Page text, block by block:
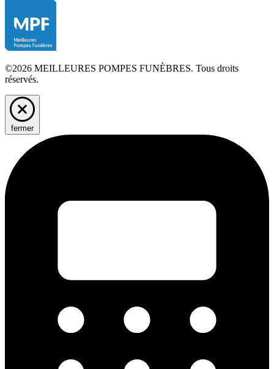
©2026 MEILLEURES POMPES FUNÈBRES. Tous droits
réservés.
fermer